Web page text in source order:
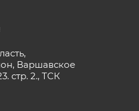
Варшавское
стр. 2., ТСК